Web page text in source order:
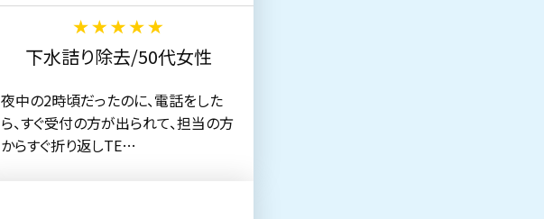
下水詰り除去/50代女性
夜中の2時頃だったのに、電話をした
ら、すぐ受付の方が出られて、担当の方
からすぐ折り返しTE…